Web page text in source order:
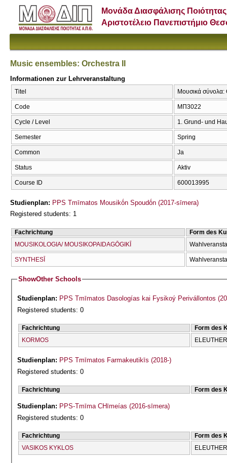
Μονάδα Διασφάλισης Ποιότητας
Αριστοτέλειο Πανεπιστήμιο
Music ensembles: Orchestra II
Informationen zur Lehrveranstaltung
Titel Μουσικά σύνολα:
Code ΜΠ3022
Cycle / Level 1. Grund- und
Semester Spring
Common Ja
Status Aktiv
Course ID 600013995
Studienplan: PPS Tmīmatos Mousikṓn Spoudṓn (2017-sīmera)
Registered students: 1
Fachrichtung
Form des
MOUSIKOLOGIA/ MOUSIKOPAIDAGŌGIKĪ
SYNTHESĪ
ShowOther Schools
Studienplan: PPS Tmīmatos Dasologías kai Fysikoý Perivállontos
Registered students: 0
Fachrichtung
Form des
KORMOS
Studienplan: PPS Tmīmatos Farmakeutikīs (2018-)
Registered students: 0
Fachrichtung Form des
Studienplan: PPS-Tmīma CΗīmeías (2016-sīmera)
Registered students: 0
Fachrichtung
Form des
VASIKOS KYKLOS